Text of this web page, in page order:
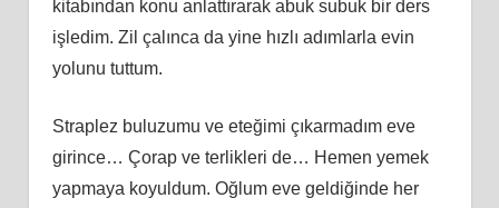
kitabından konu anlattırarak abuk subuk bir ders
işledim. Zil çalınca da yine hızlı adımlarla evin
yolunu tuttum.
Straplez buluzumu ve eteğimi çıkarmadım eve
girince… Çorap ve terlikleri de… Hemen yemek
yapmaya koyuldum. Oğlum eve geldiğinde her